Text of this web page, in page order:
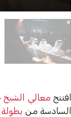
افتتح معالي
السادسة من